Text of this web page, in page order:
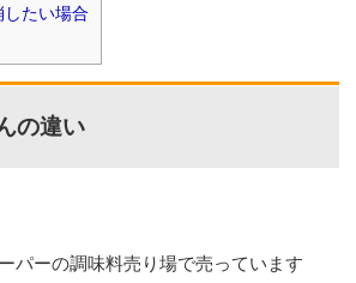
たい場合
の違い
パーの調味料売り場で売っています